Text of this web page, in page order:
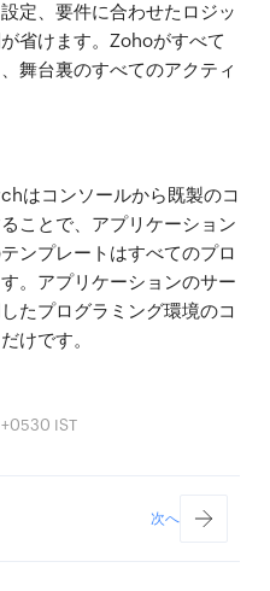
定、要件に合わせたロジッ
省けます。Zohoがすべて
舞台裏のすべてのアクティ
はコンソールから既製のコ
ことで、アプリケーション
ンプレートはすべてのプロ
。アプリケーションのサー
たプログラミング環境のコ
けです。
IST
次へ